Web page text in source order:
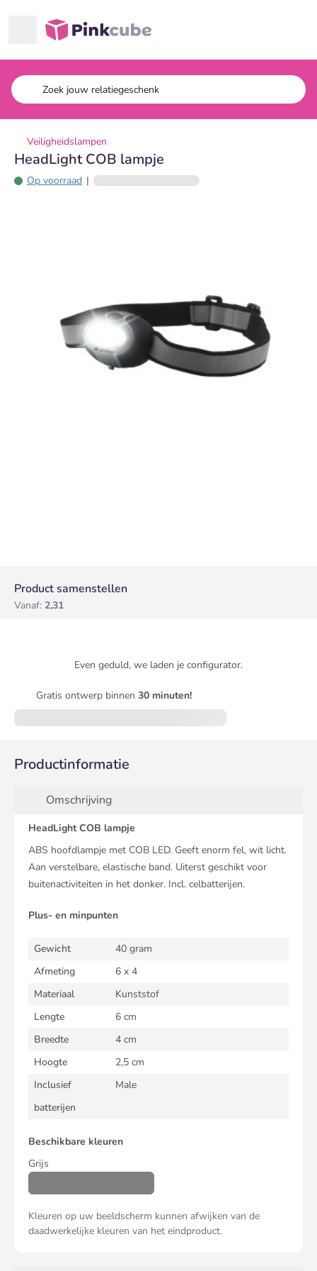
Pinkcube
Veiligheidslampen
HeadLight COB lampje
Op voorraad |
Product samenstellen
Vanaf: 2,31
Even geduld, we laden je configurator.
Gratis ontwerp binnen 30 minuten!
Productinformatie
Omschrijving
HeadLight COB lampje
ABS hoofdlampje met COB LED. Geeft enorm fel, wit licht.
Aan verstelbare, elastische band. Uiterst geschikt voor
buitenactiviteiten in het donker. Incl. celbatterijen.
Plus- en minpunten
Gewicht
40 gram
Afmeting
6 x 4
Materiaal
Kunststof
Lengte
6 cm
Breedte
4 cm
Hoogte
2,5 cm
Inclusief
batterijen
Male
Beschikbare kleuren
Grijs
Kleuren op uw beeldscherm kunnen afwijken van de
daadwerkelijke kleuren van het eindproduct.